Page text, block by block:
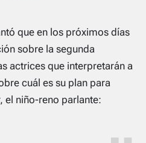
que en los próximos días
sobre la segunda
actrices que interpretarán a
cuál es su plan para
el niño-reno parlante: